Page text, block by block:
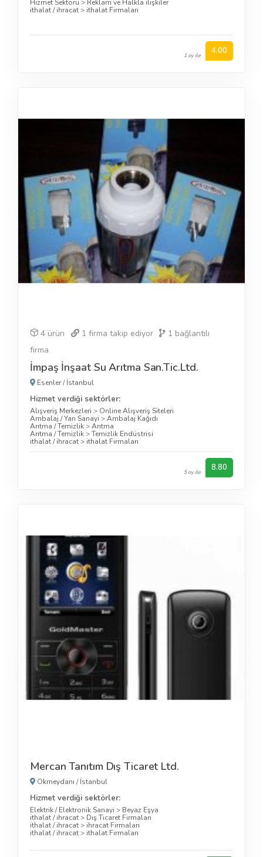
Hizmet Sektörü > Reklam ve Halkla ilişkiler
ithalat / ihracat> ithalat Firmaları
1 oy ile 4.00
4 ürün 1 firma takip ediyor 1 bağlantılı
firma
İmpaş İnşaat Su Arıtma San.Tic.Ltd.
Esenler/İstanbul
Hizmet verdiği sektörler:
Alışveriş Merkezleri > Online Alışveriş Siteleri
Ambalaj / Yan Sanayi >Ambalaj Kağıdı
Arıtma / Temizlik>Arıtma
Arıtma / Temizlik>Temizlik Endüstrisi
ithalat / ihracat> ithalat Firmaları
5 oy ile 8.80
Mercan Tanıtım Dış Ticaret Ltd.
Okmeydanı /İstanbul
Hizmet verdiği sektörler:
Elektrik / Elektronik Sanayi > Beyaz Eşya
ithalat / ihracat> Dış Ticaret Firmaları
ithalat / ihracat> ihracat Firmaları
ithalat / ihracat> ithalat Firmaları